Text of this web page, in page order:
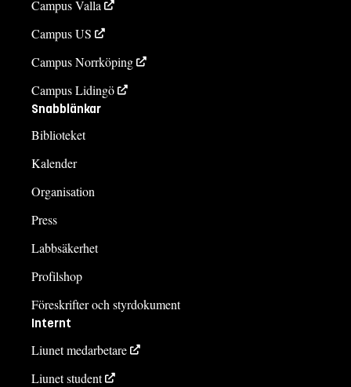
Campus Valla
Campus US
Campus Norrköping
Campus Lidingö
Snabblänkar
Biblioteket
Kalender
Organisation
Press
Labbsäkerhet
Profilshop
Föreskrifter och styrdokument
Internt
Liunet medarbetare
Liunet student